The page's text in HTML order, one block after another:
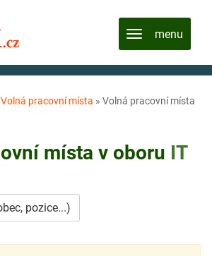
Volná pracovní místa » Volná pracovní místa
místa v oboru IT
pozice...)